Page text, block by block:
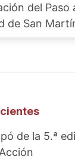
del Paso
de San
de la 5.ª